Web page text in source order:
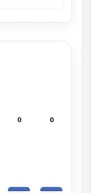
0 0